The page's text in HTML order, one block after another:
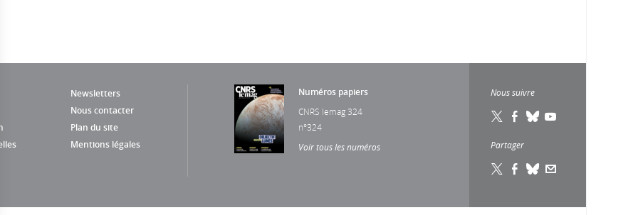
Newsletters
Nous contacter
Plan du site
Mentions légales
Numéros papiers
CNRS lemag 324
n°324
Voir tous les numéros
Nous suivre
Partager